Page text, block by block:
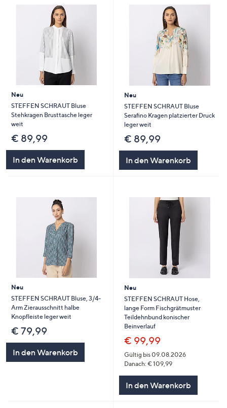
Neu
STEFFEN SCHRAUT Bluse
Stehkragen Brusttasche leger
weit
€ 89,99
In den Warenkorb
Neu
STEFFEN SCHRAUT Bluse
Serafino Kragen platzierter Druck
leger weit
€ 89,99
In den Warenkorb
Neu
STEFFEN SCHRAUT Bluse, 3/4-
Arm Zierausschnitt halbe
Knopfleiste leger weit
€ 79,99
In den Warenkorb
Neu
STEFFEN SCHRAUT Hose,
lange Form Fischgrätmuster
Teildehnbund konischer
Beinverlauf
€ 99,99
Gültig bis 09.08.2026
Danach: € 109,99
In den Warenkorb